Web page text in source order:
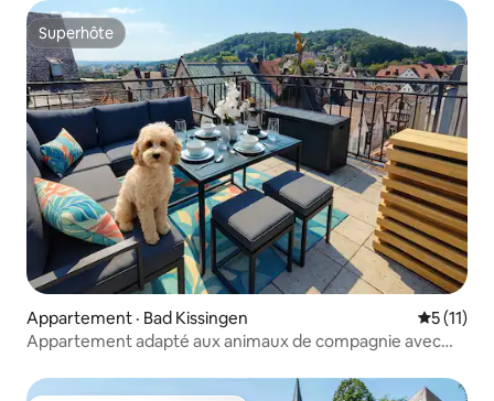
Superhôte
Superhôte
Appartement · Bad Kissingen Note
5 (11)
Appartement adapté aux animaux de compagnie avec